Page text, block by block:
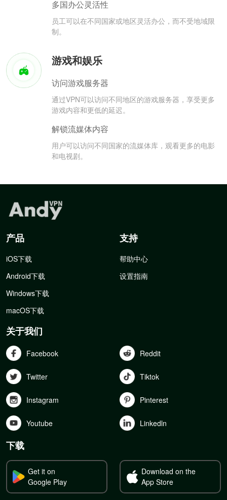
多国办公灵活性
员工可以在不同国家或地区灵活办公，而不受地域限
制。
游戏和娱乐
访问游戏服务器
通过VPN可以访问不同地区的游戏服务器，享受更多
游戏内容和更低的延迟。
解锁流媒体内容
用户可以访问不同国家的流媒体库，观看更多的电影
和电视剧。
产品
iOS下载
Android下载
Windows下载
macOS下载
支持
帮助中心
设置指南
关于我们
Facebook Reddit
Twitter Tiktok
Instagram Pinterest
Youtube Linkedln
下载
Get it on
Google Play
Download on the
App Store